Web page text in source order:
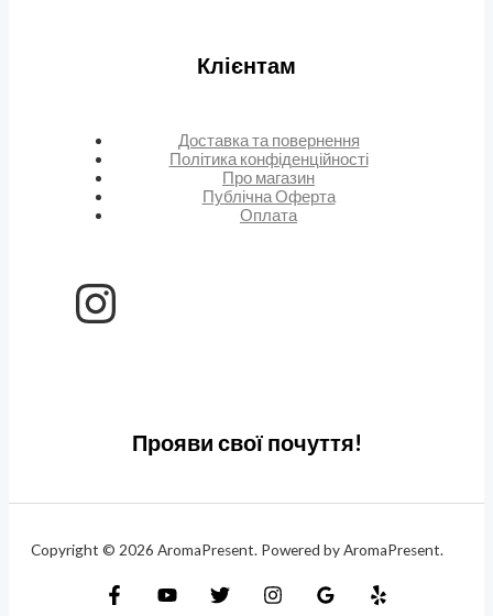
Клієнтам
Доставка та повернення
Політика конфіденційності
Про магазин
Публічна Оферта
Оплата
Прояви свої почуття!
Copyright © 2026 AromaPresent. Powered by AromaPresent.